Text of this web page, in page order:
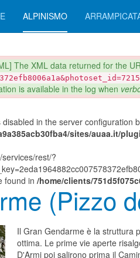
ALPINISMO
The XML data returned for the
is available in the log when
in the server configuration
sites/auaa.it/
rest/?
found in /home/clients/
(Pizzo
Il Gran Gendarme è la struttura
ottima. Le prime vie aperte
D'Armi poi salirono prima il